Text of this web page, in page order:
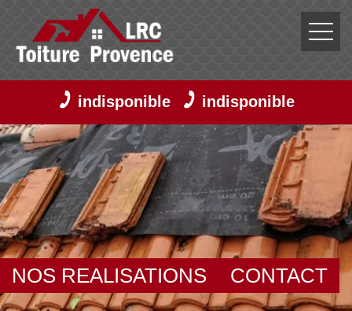
indisponible indisponible
NOS REALISATIONS CONTACT